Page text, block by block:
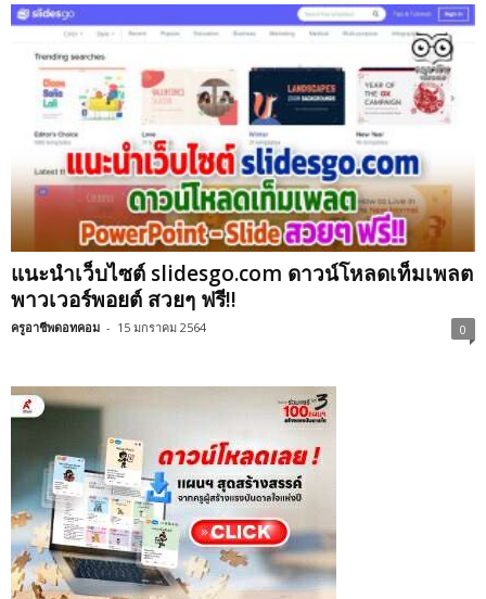
แนะนำเว็บไซต์ slidesgo.com ดาวน์โหลดเท็มเพลต
พาวเวอร์พอยต์ สวยๆ ฟรี!!
ครูอาชีพดอทคอม - 15 มกราคม 2564 0